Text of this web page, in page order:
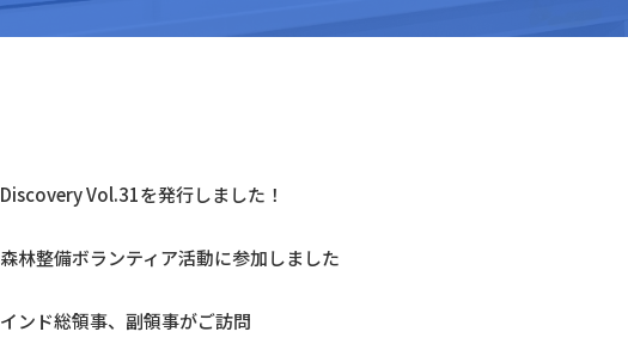
Discovery Vol.31を発行しました！
森林整備ボランティア活動に参加しました
インド総領事、副領事がご訪問